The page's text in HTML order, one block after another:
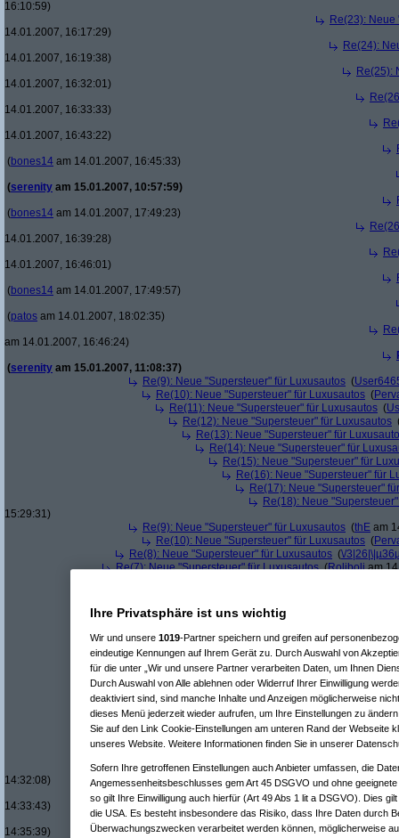
16:10:59)
Re(23):
14.01.2007, 16:17:29)
Re(24):
14.01.2007, 16:19:38)
Re(25):
14.01.2007, 16:32:01)
14.01.2007, 16:33:33)
14.01.2007, 16:43:22)
(bones14 am 14.01.2007, 16:45:33)
(serenity am 15.01.2007, 10:57:59)
(bones14 am 14.01.2007, 17:49:23)
14.01.2007, 16:39:28)
14.01.2007, 16:46:01)
(bones14 am 14.01.2007, 17:49:57)
(patos am 14.01.2007, 18:02:35)
am 14.01.2007, 16:46:24)
(serenity am 15.01.2007, 11:08:37)
Re(9): Neue "Supersteuer" für Luxusautos (
Re(10): Neue "Supersteuer" für Luxusautos (
Re(11): Neue "Supersteuer" für Luxusautos (
Re(12): Neue "Supersteuer" für Luxusautos
Re(13): Neue "Supersteuer" für
Re(14): Neue "Supersteuer" für
Re(15): Neue "Supersteuer" für
Re(16): Neue "Supersteuer" für
Re(17): Neue "Supersteuer"
Re(18): Neue
15:29:31)
Re(9): Neue "Supersteuer" für Luxusautos (thE am
Re(10): Neue "Supersteuer" für Luxusautos (
Re(8): Neue "Supersteuer" für Luxusautos (\/
Re(7): Neue "Supersteuer" für Luxusautos(Roliboliam
Re(6): Neue "Supersteuer" für Luxusautos
Re(7): Neue "Supersteuer" für Luxusautos
Re(8): Neue "Supersteuer" für Luxusautos(Pervasive
Re(9): Neue "Supersteuer" für Luxusautos
bootleg
Re(10): Neue "Supersteuer" für Luxusautos
Re(11): Neue "Supersteuer" für Luxusautos(
Re(12): Neue "Supersteuer" für Luxusautos
Re(13): Neue "Supersteuer" für
Re(14): Neue "Supersteuer" für
Re(15): Neue "Supersteuer" für
Re(16): Neue "Supersteuer" für
Re(18): Neue
14:32:08)
Re(19): Neue
14:33:43)
Re(20): Neue
14:35:39)
Ihre Privatsphäre ist uns wichtig
Wir und unsere 1019-Partner speichern und greifen auf
eindeutige Kennungen auf Ihrem Gerät zu. Durch Auswahl von
für die unter „Wir und unsere Partner verarbeiten Daten, um Ihnen
Durch Auswahl von Alle ablehnen oder Widerruf Ihrer Einwilligung
deaktiviert sind, sind manche Inhalte und Anzeigen möglicherweise
dieses Menü jederzeit wieder aufrufen, um Ihre Einstellungen zu
Sie auf den Link Cookie-Einstellungen am unteren Rand der Webseite
unseres Website. Weitere Informationen finden Sie in unserer
Sofern Ihre getroffenen Einstellungen auch Anbieter umfassen, die
Angemessenheitsbeschlusses gem Art 45 DSGVO und ohne
so gilt Ihre Einwilligung auch hierfür (Art 49 Abs 1 lit a DSGVO). Dies
die USA. Es besteht insbesondere das Risiko, dass Ihre Daten durch
Überwachungszwecken verarbeitet werden können, möglicherweise